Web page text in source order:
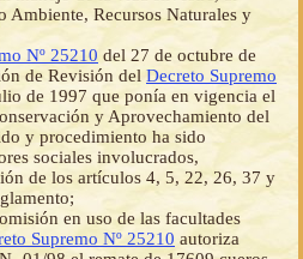
Ambiente, Recursos Naturales y
Nº 25210 del 27 de octubre de
de Revisión del Decreto Supremo
de 1997 que ponía en vigencia el
y Aprovechamiento del
y procedimiento ha sido
sociales involucrados,
de los artículos 4, 5, 22, 26, 37 y
en uso de las facultades
Supremo Nº 25210 autoriza